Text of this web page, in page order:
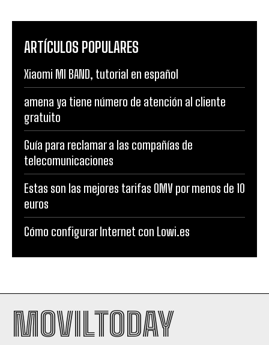
ARTÍCULOS POPULARES
Xiaomi MI BAND, tutorial en español
amena ya tiene número de atención al cliente
gratuito
Guía para reclamar a las compañías de
telecomunicaciones
Estas son las mejores tarifas OMV por menos de 10
euros
Cómo configurar Internet con Lowi.es
MOVILTODAY